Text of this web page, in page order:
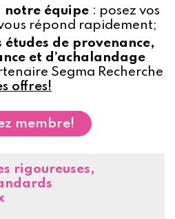
notre équipe : posez vos
répond rapidement;
études de provenance,
et d’achalandage
Segma Recherche
offres!
membre!
rigoureuses,